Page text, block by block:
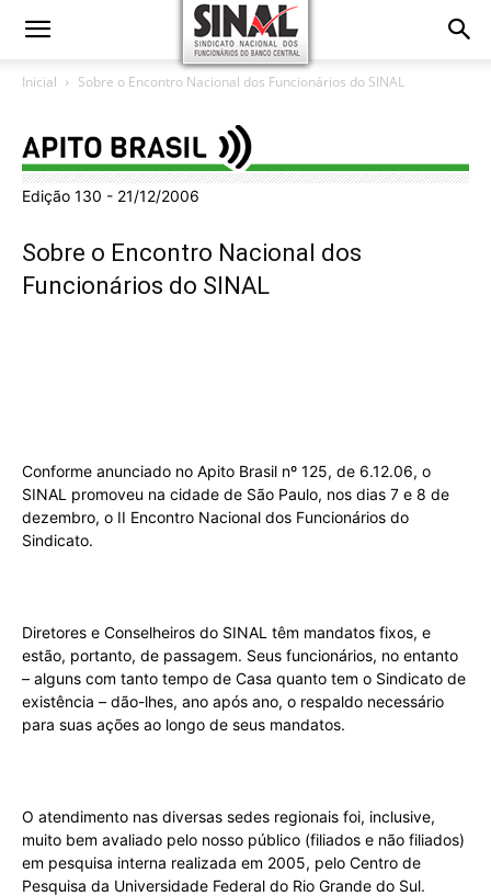
Inicial Sobre o Encontro Nacional dos Funcionários do SINAL
Edição 130 - 21/12/2006
Sobre o Encontro Nacional dos
Funcionários do SINAL
Conforme anunciado no Apito Brasil nº 125, de 6.12.06, o
SINAL promoveu na cidade de São Paulo, nos dias 7 e 8 de
dezembro, o II Encontro Nacional dos Funcionários do
Sindicato.
Diretores e Conselheiros do SINAL têm mandatos fixos, e
estão, portanto, de passagem. Seus funcionários, no entanto
– alguns com tanto tempo de Casa quanto tem o Sindicato de
existência – dão-lhes, ano após ano, o respaldo necessário
para suas ações ao longo de seus mandatos.
O atendimento nas diversas sedes regionais foi, inclusive,
muito bem avaliado pelo nosso público (filiados e não filiados)
em pesquisa interna realizada em 2005, pelo Centro de
Pesquisa da Universidade Federal do Rio Grande do Sul.